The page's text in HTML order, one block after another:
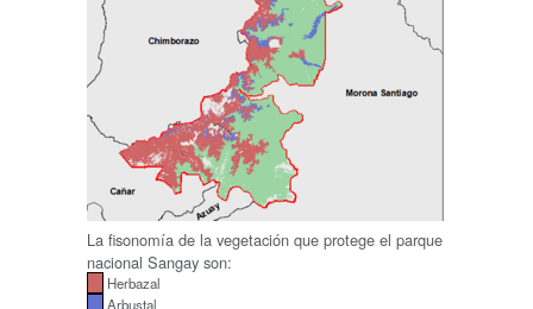
La fisonomía de la vegetación que protege el parque
nacional Sangay son:
Herbazal
Arbustal